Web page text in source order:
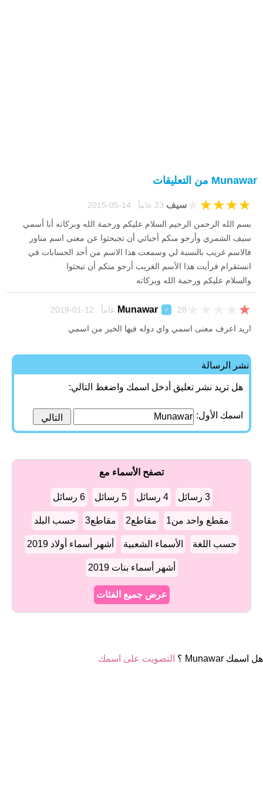
Munawar من التعليقات
سيف ★
★
★
★
بسم الله الرحمن الرحيم السلام عليكم ورحمة الله وبركاته أنا أسمي
سيف الشمري وأرجو منكم أحبائي أن تجبحثوا عن معنى اسم مناور
فالاسم غريب بالنسبة لي وسمعت هذا الاسم من أحد الحسابات في
انستقرام فرأيت هذا اﻷسم الغريب أرجو منكم أن تبحثوا
والسلام عليكم ورحمة الله وبركاته
Munawar ♂ 28 عاماً 12-01-2019 ★
اريد اعرف معنى اسمي واي دوله فيها الخير من اسمي
نشر الرسالة
هل تريد نشر تعليق أدخل اسمك واضغط التالي:
اسمك الأول:
تصفح الأسماء مع
3 رسائل 4 رسائل 5 رسائل 6 رسائل
مقطع واحد من1 مقاطع2 مقاطع3 حسب البلد
حسب اللغة الأسماء الشعبية أشهر أسماء أولاد 2019
أشهر أسماء بنات 2019
عرض جميع الفئات
هل اسمك Munawar ؟ التصويت على اسمك